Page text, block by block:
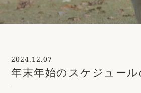
2024.12.07
年末年始のスケジュー